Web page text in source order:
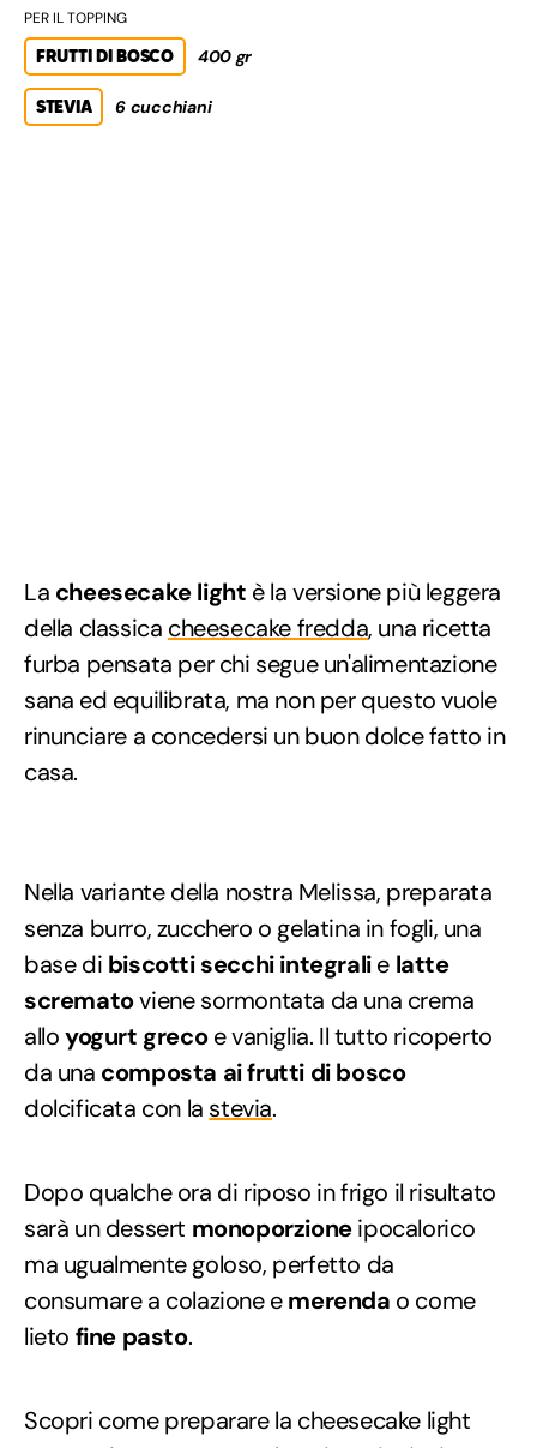
PER IL TOPPING
FRUTTI DI BOSCO 400 gr
STEVIA 6 cucchiani
La cheesecake light è la versione più leggera
della classica cheesecake fredda, una ricetta
furba pensata per chi segue un'alimentazione
sana ed equilibrata, ma non per questo vuole
rinunciare a concedersi un buon dolce fatto in
casa.
Nella variante della nostra Melissa, preparata
senza burro, zucchero o gelatina in fogli, una
base di biscotti secchi integralie latte
scrematoviene sormontata da una crema
alloyogurt grecoe vaniglia. Il tutto ricoperto
da una composta ai frutti di bosco
dolcificata con la stevia.
Dopo qualche ora di riposo in frigo il risultato
sarà un dessert monoporzioneipocalorico
ma ugualmente goloso, perfetto da
consumare a colazione emerenda o come
lieto fine pasto.
Scopri come preparare la cheesecake light